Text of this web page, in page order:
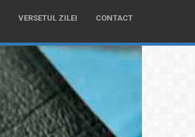
VERSETUL ZILEI CONTACT